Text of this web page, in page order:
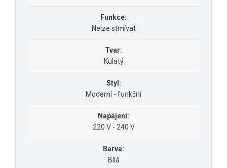
Funkce:
Nelze stmívat
Tvar:
Kulatý
Styl:
Moderní - funkční
Napájení:
220 V - 240 V
Barva:
Bílá